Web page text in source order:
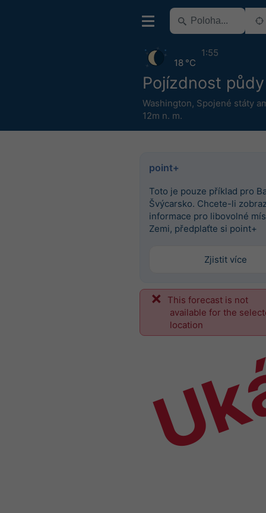
Pojízdnost
Washington, Spojené státy
12m n. m.
18 °C
1:55
point+
Toto je pouze příklad pro
Švýcarsko. Chcete-li
informace pro libovolné
Zemi, předplaťte si point+
Zjistit více
This forecast is not
available for the
location